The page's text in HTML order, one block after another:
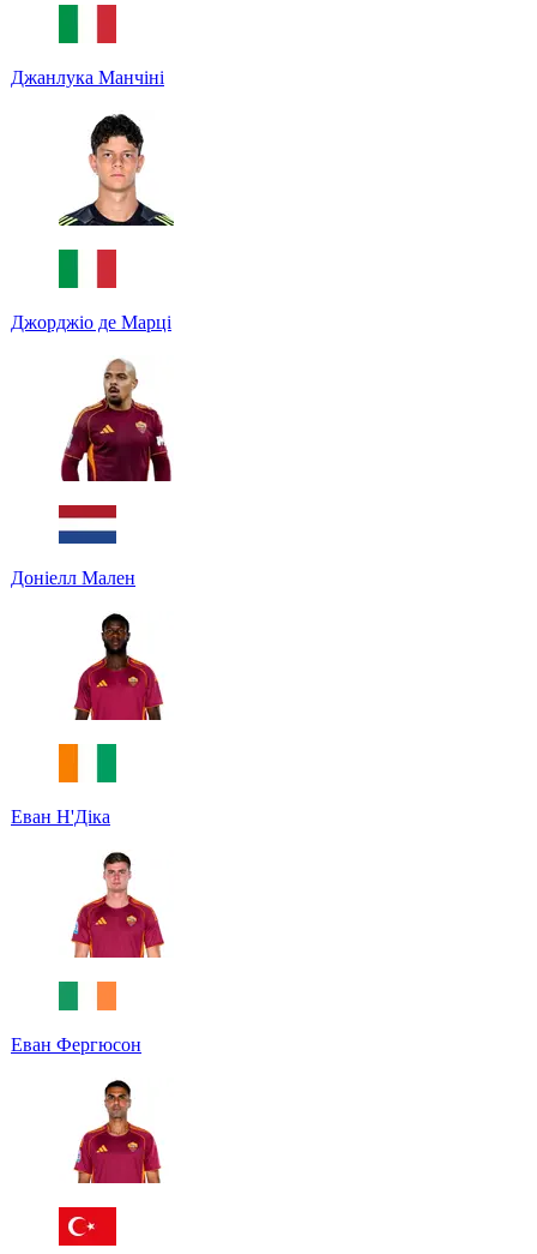
Джанлука Манчіні
Джорджіо де Марці
Доніелл Мален
Еван Н'Діка
Еван Фергюсон